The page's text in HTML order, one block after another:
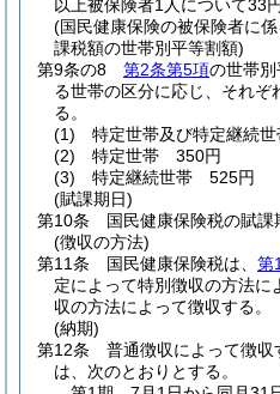
以上被保険者1人について33
(国民健康保険の被保険者に
課税額の世帯別平等割額)
第9条の8
第2条第5項の世帯別
る世帯の区分に応じ、それぞ
る。
(1)
特定世帯及び特定継続
(2)
特定世帯 350円
(3)
特定継続世帯 525円
(賦課期日)
第10条
国民健康保険税の賦課
(徴収の方法)
第11条
国民健康保険税は、 第
定によって特別徴収の方法
収の方法によって徴収する。
(納期)
第12条
普通徴収によって徴
は、次のとおりとする。